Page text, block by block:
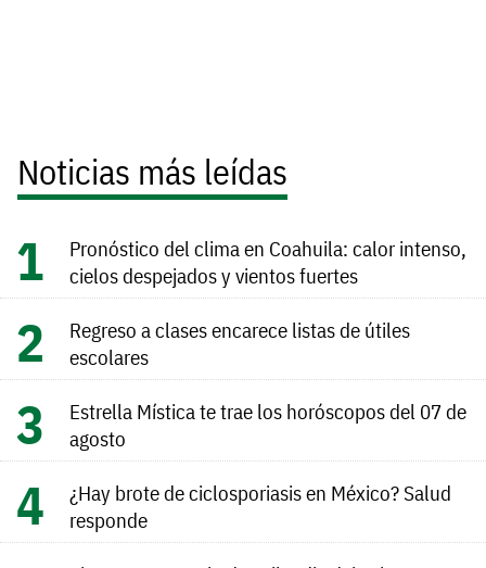
Noticias más leídas
Pronóstico del clima en Coahuila: calor intenso,
cielos despejados y vientos fuertes
Regreso a clases encarece listas de útiles
escolares
Estrella Mística te trae los horóscopos del 07 de
agosto
¿Hay brote de ciclosporiasis en México? Salud
responde